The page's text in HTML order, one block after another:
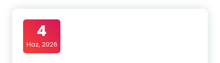
4
Haz, 2026